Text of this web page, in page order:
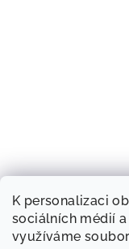
K personalizaci
sociálních médií
využíváme